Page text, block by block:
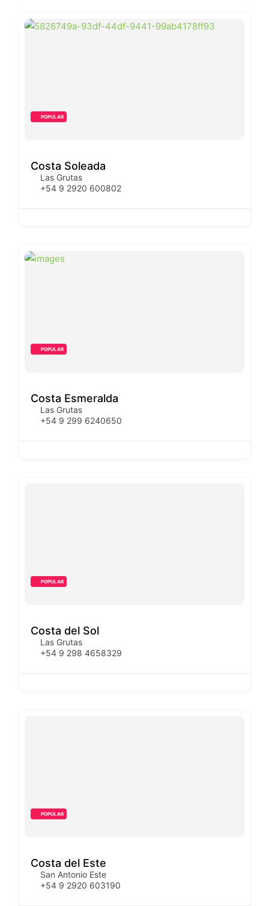
POPULAR
Costa Soleada
Las Grutas
+54 9 2920 600802
POPULAR
Costa Esmeralda
Las Grutas
+54 9 299 6240650
POPULAR
Costa del Sol
Las Grutas
+54 9 298 4658329
POPULAR
Costa del Este
San Antonio Este
+54 9 2920 603190